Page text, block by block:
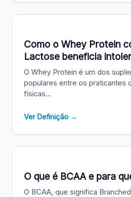
Como o Whey Protein
Lactose beneficia
O Whey Protein é um dos
populares entre os praticantes
físicas...
Ver Definição →
O que é BCAA e para
O BCAA, que significa